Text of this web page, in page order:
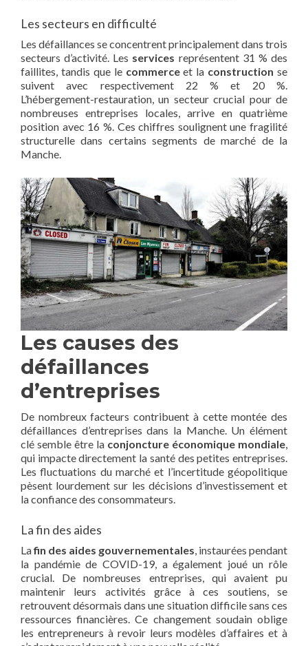
Les secteurs en difficulté
Les défaillances se concentrent principalement dans trois
secteurs d’activité. Les services représentent 31 % des
faillites, tandis que le commerceet la construction se
suivent avec respectivement 22 % et 20 %.
L’hébergement-restauration, un secteur crucial pour de
nombreuses entreprises locales, arrive en quatrième
position avec 16 %. Ces chiffres soulignent une fragilité
structurelle dans certains segments de marché de la
Manche.
Les causes des
défaillances
d’entreprises
De nombreux facteurs contribuent à cette montée des
défaillances d’entreprises dans la Manche. Un élément
clé semble être la conjoncture économique mondiale
qui impacte directement la santé des petites entreprises.
Les fluctuations du marché et l’incertitude géopolitique
pèsent lourdement sur les décisions d’investissement et
la confiance des consommateurs.
La fin des aides
Lafin des aides gouvernementales , instaurées pendant
la pandémie de COVID-19, a également joué un rôle
crucial. De nombreuses entreprises, qui avaient pu
maintenir leurs activités grâce à ces soutiens, se
retrouvent désormais dans une situation difficile sans ces
ressources financières. Ce changement soudain oblige
les entrepreneurs à revoir leurs modèles d’affaires et à